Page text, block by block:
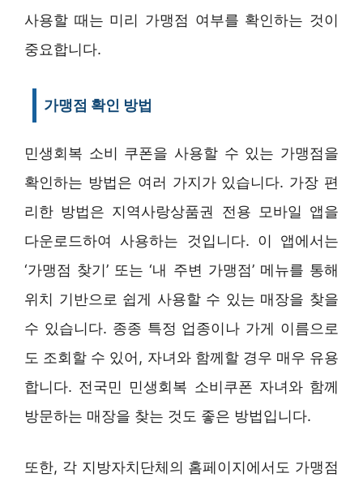
사용할 때는 미리 가맹점 여부를 확인하는 것이
중요합니다.
가맹점 확인 방법
민생회복 소비 쿠폰을 사용할 수 있는 가맹점을
확인하는 방법은 여러 가지가 있습니다. 가장 편
리한 방법은 지역사랑상품권 전용 모바일 앱을
다운로드하여 사용하는 것입니다. 이 앱에서는
‘가맹점 찾기’ 또는 ‘내 주변 가맹점’ 메뉴를 통해
위치 기반으로 쉽게 사용할 수 있는 매장을 찾을
수 있습니다. 종종 특정 업종이나 가게 이름으로
도 조회할 수 있어, 자녀와 함께할 경우 매우 유용
합니다. 전국민 민생회복 소비쿠폰 자녀와 함께
방문하는 매장을 찾는 것도 좋은 방법입니다.
또한, 각 지방자치단체의 홈페이지에서도 가맹점